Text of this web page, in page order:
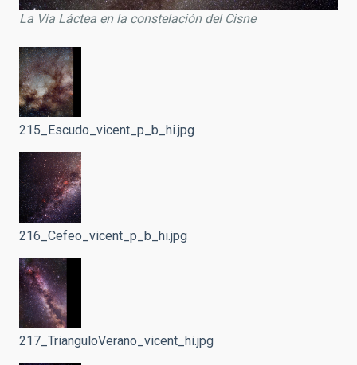
La Vía Láctea en la constelación del Cisne
215_Escudo_vicent_p_b_hi.jpg
216_Cefeo_vicent_p_b_hi.jpg
217_TrianguloVerano_vicent_hi.jpg